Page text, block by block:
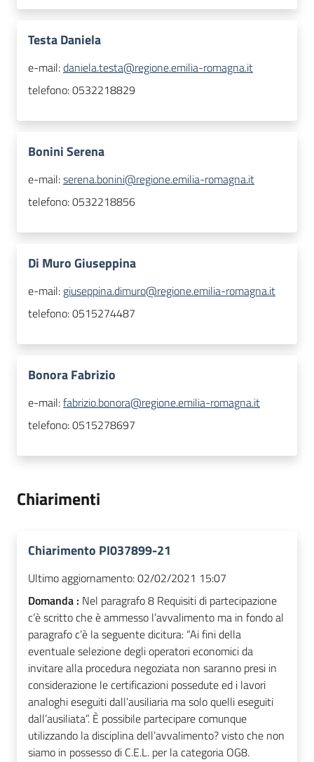
Testa Daniela
e-mail:daniela.testa@regione.emilia-romagna.it
telefono:0532218829
Bonini Serena
e-mail:serena.bonini@regione.emilia-romagna.it
telefono:0532218856
Di Muro Giuseppina
e-mail: giuseppina.dimuro@regione.emilia-romagna.it
telefono:0515274487
Bonora Fabrizio
e-mail:fabrizio.bonora@regione.emilia-romagna.it
telefono:0515278697
Chiarimenti
Chiarimento PI037899-21
Ultimo aggiornamento:02/02/2021 15:07
Domanda : Nel paragrafo 8 Requisiti di partecipazione
c’è scritto che è ammesso l’avvalimento ma in fondo al
paragrafo c’è la seguente dicitura: “Ai fini della
eventuale selezione degli operatori economici da
invitare alla procedura negoziata non saranno presi in
considerazione le certificazioni possedute ed i lavori
analoghi eseguiti dall’ausiliaria ma solo quelli eseguiti
dall’ausiliata”. È possibile partecipare comunque
utilizzando la disciplina dell’avvalimento? visto che non
siamo in possesso di C.E.L. per la categoria OG8.